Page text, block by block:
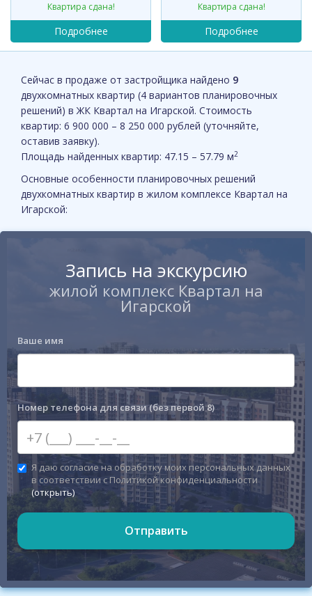
Сейчас в продаже от застройщика найдено 9
двухкомнатных квартир (4 вариантов планировочных
решений) в ЖК Квартал на Игарской. Стоимость
квартир: 6 900 000 – 8 250 000 рублей (уточняйте,
оставив заявку).
Площадь найденных квартир: 47.15 – 57.79 м2
Основные особенности планировочных решений
двухкомнатных квартир в жилом комплексе Квартал на
Игарской:
Квартира сдана! Квартира сдана!
Запись на экскурсию
жилой комплекс Квартал на
Игарской
Ваше имя
Номер телефона для связи (без первой 8)
Я даю согласие на обработку моих персональных данных
в соответствии с Политикой конфиденциальности
(открыть)
Отправить